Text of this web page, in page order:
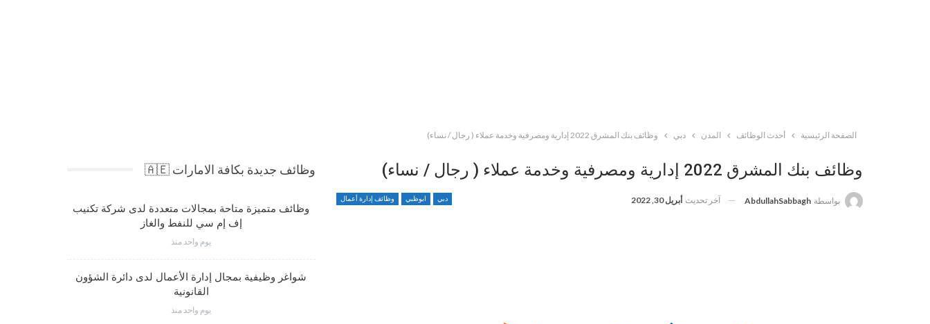
الصفحة الرئيسية أحدث الوظائف المدن دبي وظائف بنك المشرق 2022 إدارية ومصرفية وخدمة عملاء ( رجال / نساء)
وظائف بنك المشرق 2022 إدارية ومصرفية وخدمة عملاء ( رجال / نساء)
دبي ابوظبي وظائف إدارة أعمال بواسطة AbdullahSabbagh آخر تحديث أبريل 30, 2022
وظائف جديدة بكافة الامارات 🇦🇪
وظائف متميزة ضمن بيئة عمل مهنية برواتب محفزة
وظائف متميزة متاحة بمجالات متعددة لدى شركة تكنيب
إف إم سي للنفط والغاز
يوم واحد منذ
شواغر وظيفية بمجال إدارة الأعمال لدى دائرة الشؤون
القانونية
يوم واحد منذ